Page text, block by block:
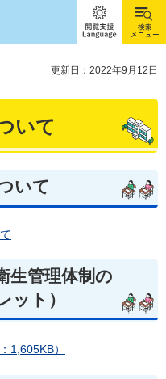
閲覧支
援
Language
検索メ
ニュー
更新日：2022年9月12日
いて
いて
生管理体制の
ット）
1,605KB）